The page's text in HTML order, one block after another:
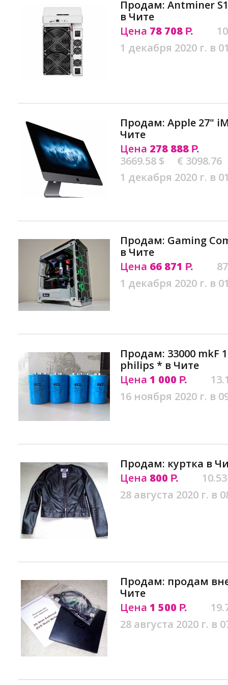
Продам: Antminer
в Чите
Цена 78 708 Р.
1 декабря 2020 г. в
Продам: Apple 27"
Чите
Цена 278 888 Р.
3669.58 $
€ 3098.76
1 декабря 2020 г. в
Продам: Gaming
в Чите
Цена 66 871 Р.
1 декабря 2020 г. в
Продам: 33000 mkF
philips * в Чите
Цена 1 000 Р.
16 ноября 2020 г. в
Продам: куртка в
Цена 800 Р.
28 августа 2020 г. в
Продам: продам
Чите
Цена 1 500 Р.
28 августа 2020 г. в